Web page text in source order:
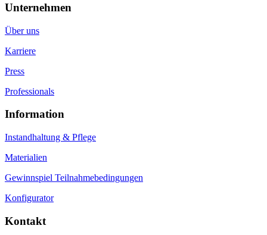
Unternehmen
Über uns
Karriere
Press
Professionals
Information
Instandhaltung & Pflege
Materialien
Gewinnspiel Teilnahmebedingungen
Konfigurator
Kontakt